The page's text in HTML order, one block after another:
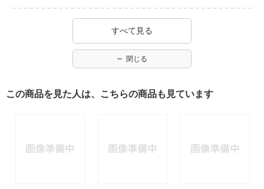
すべて見る
閉じる
この商品を見た人は、こちらの商品も見ています